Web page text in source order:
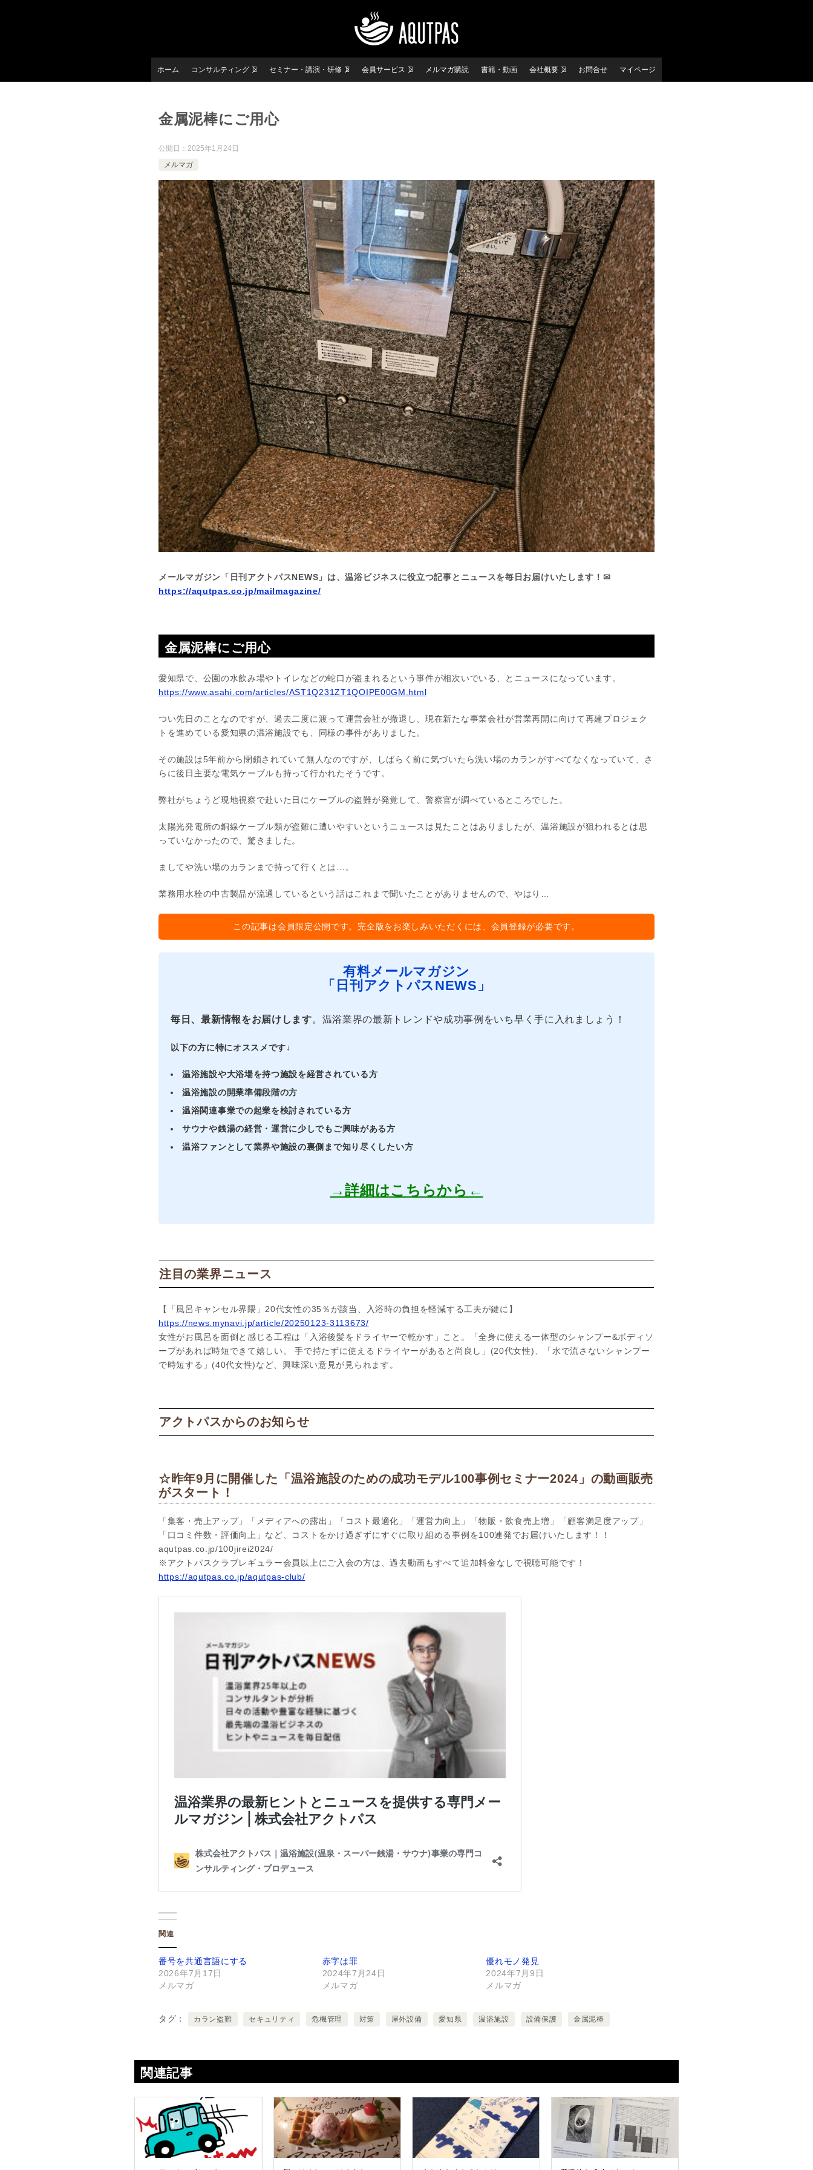
ホーム コンサルティング セミナー・講演・研修 会員サービス メルマガ購読 書籍・動画 会社概要 お問合せ マイページ
金属泥棒にご用心
公開日： 2025年1月24日
メルマガ
メールマガジン「日刊アクトパスNEWS」は、温浴ビジネスに役立つ記事とニュースを毎日お届けいたします！✉
https://aqutpas.co.jp/mailmagazine/
金属泥棒にご用心
愛知県で、公園の水飲み場やトイレなどの蛇口が盗まれるという事件が相次いでいる、とニュースになっています。
https://www.asahi.com/articles/AST1Q231ZT1QOIPE00GM.html
つい先日のことなのですが、過去二度に渡って運営会社が撤退し、現在新たな事業会社が営業再開に向けて再建プロジェク
トを進めている愛知県の温浴施設でも、同様の事件がありました。
その施設は5年前から閉鎖されていて無人なのですが、しばらく前に気づいたら洗い場のカランがすべてなくなっていて、さ
らに後日主要な電気ケーブルも持って行かれたそうです。
弊社がちょうど現地視察で赴いた日にケーブルの盗難が発覚して、警察官が調べているところでした。
太陽光発電所の銅線ケーブル類が盗難に遭いやすいというニュースは見たことはありましたが、温浴施設が狙われるとは思
っていなかったので、驚きました。
ましてや洗い場のカランまで持って行くとは…。
業務用水栓の中古製品が流通しているという話はこれまで聞いたことがありませんので、やはり…
この記事は会員限定公開です。完全版をお楽しみいただくには、会員登録が必要です。
有料メールマガジン
「日刊アクトパスNEWS」
毎日、最新情報をお届けします。温浴業界の最新トレンドや成功事例をいち早く手に入れましょう！
以下の方に特にオススメです↓
温浴施設や大浴場を持つ施設を経営されている方
温浴施設の開業準備段階の方
温浴関連事業での起業を検討されている方
サウナや銭湯の経営・運営に少しでもご興味がある方
温浴ファンとして業界や施設の裏側まで知り尽くしたい方
→詳細はこちらから←
注目の業界ニュース
【「風呂キャンセル界隈」20代女性の35％が該当、入浴時の負担を軽減する工夫が鍵に】
https://news.mynavi.jp/article/20250123-3113673/
女性がお風呂を面倒と感じる工程は「入浴後髪をドライヤーで乾かす」こと。「全身に使える一体型のシャンプー&ボディソ
ープがあれば時短できて嬉しい。 手で持たずに使えるドライヤーがあると尚良し」(20代女性)、「水で流さないシャンプー
で時短する」(40代女性)など、興味深い意見が見られます。
アクトパスからのお知らせ
☆昨年9月に開催した「温浴施設のための成功モデル100事例セミナー2024」の動画販売
がスタート！
「集客・売上アップ」「メディアへの露出」「コスト最適化」「運営力向上」「物販・飲食売上増」「顧客満足度アップ」
「口コミ件数・評価向上」など、コストをかけ過ぎずにすぐに取り組める事例を100連発でお届けいたします！！
aqutpas.co.jp/100jirei2024/
※アクトパスクラブレギュラー会員以上にご入会の方は、過去動画もすべて追加料金なしで視聴可能です！
https://aqutpas.co.jp/aqutpas-club/
関連
番号を共通言語にする
2026年7月17日
メルマガ
赤字は罪
2024年7月24日
メルマガ
優れモノ発見
2024年7月9日
メルマガ
タグ カラン盗難 セキュリティ 危機管理 対策 屋外設備 愛知県 温浴施設 設備保護 金属泥棒
関連記事